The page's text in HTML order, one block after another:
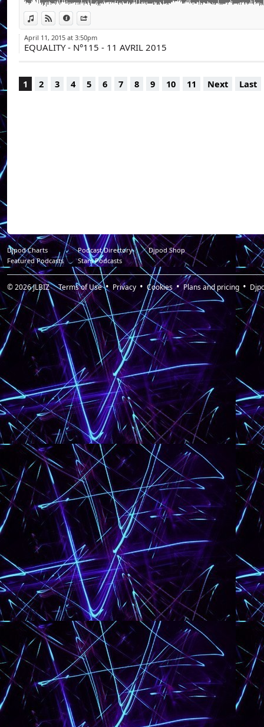
Retrouvez nos
View in iTunes
View on Djpod
Information
April 11, 2015 at 3:50pm
EQUALITY - N°115 - 11 AVRIL 2015
1 2 3 4 5 6 7 8 9 10 11 Next Last
Djpod Charts Podcast Directory
Djpod Shop
Featured Podcasts
Stars Podcasts
© 2026JLBIZ Terms of Use Privacy Cookies Plans and pricing